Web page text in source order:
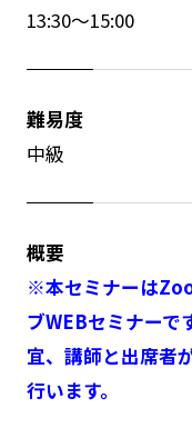
13:30～15:00
難易度
中級
概要
※本セミナーは
ブWEBセミナーで
宜、講師と出席者
行います。